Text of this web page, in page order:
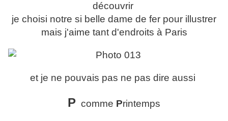
découvrir
je choisi notre si belle dame de fer pour illustrer
mais j'aime tant d'endroits à Paris
et je ne pouvais pas ne pas dire aussi
P comme Printemps